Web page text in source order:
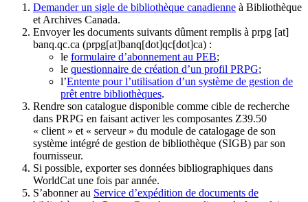
Demander un sigle de bibliothèque canadienne à Bibliothèque
et Archives Canada.
Envoyer les documents suivants dûment remplis à prpg [at]
banq.qc.ca (prpg[at]banq[dot]qc[dot]ca) :
le formulaire d’abonnement au PEB;
le questionnaire de création d’un profil PRPG;
l’Entente pour l’utilisation d’un système de gestion de
prêt entre bibliothèques.
Rendre son catalogue disponible comme cible de recherche
dans PRPG en faisant activer les composantes Z39.50
« client » et « serveur » du module de catalogage de son
système intégré de gestion de bibliothèque (SIGB) par son
fournisseur.
Si possible, exporter ses données bibliographiques dans
WorldCat une fois par année.
S’abonner au Service d’expédition de documents de